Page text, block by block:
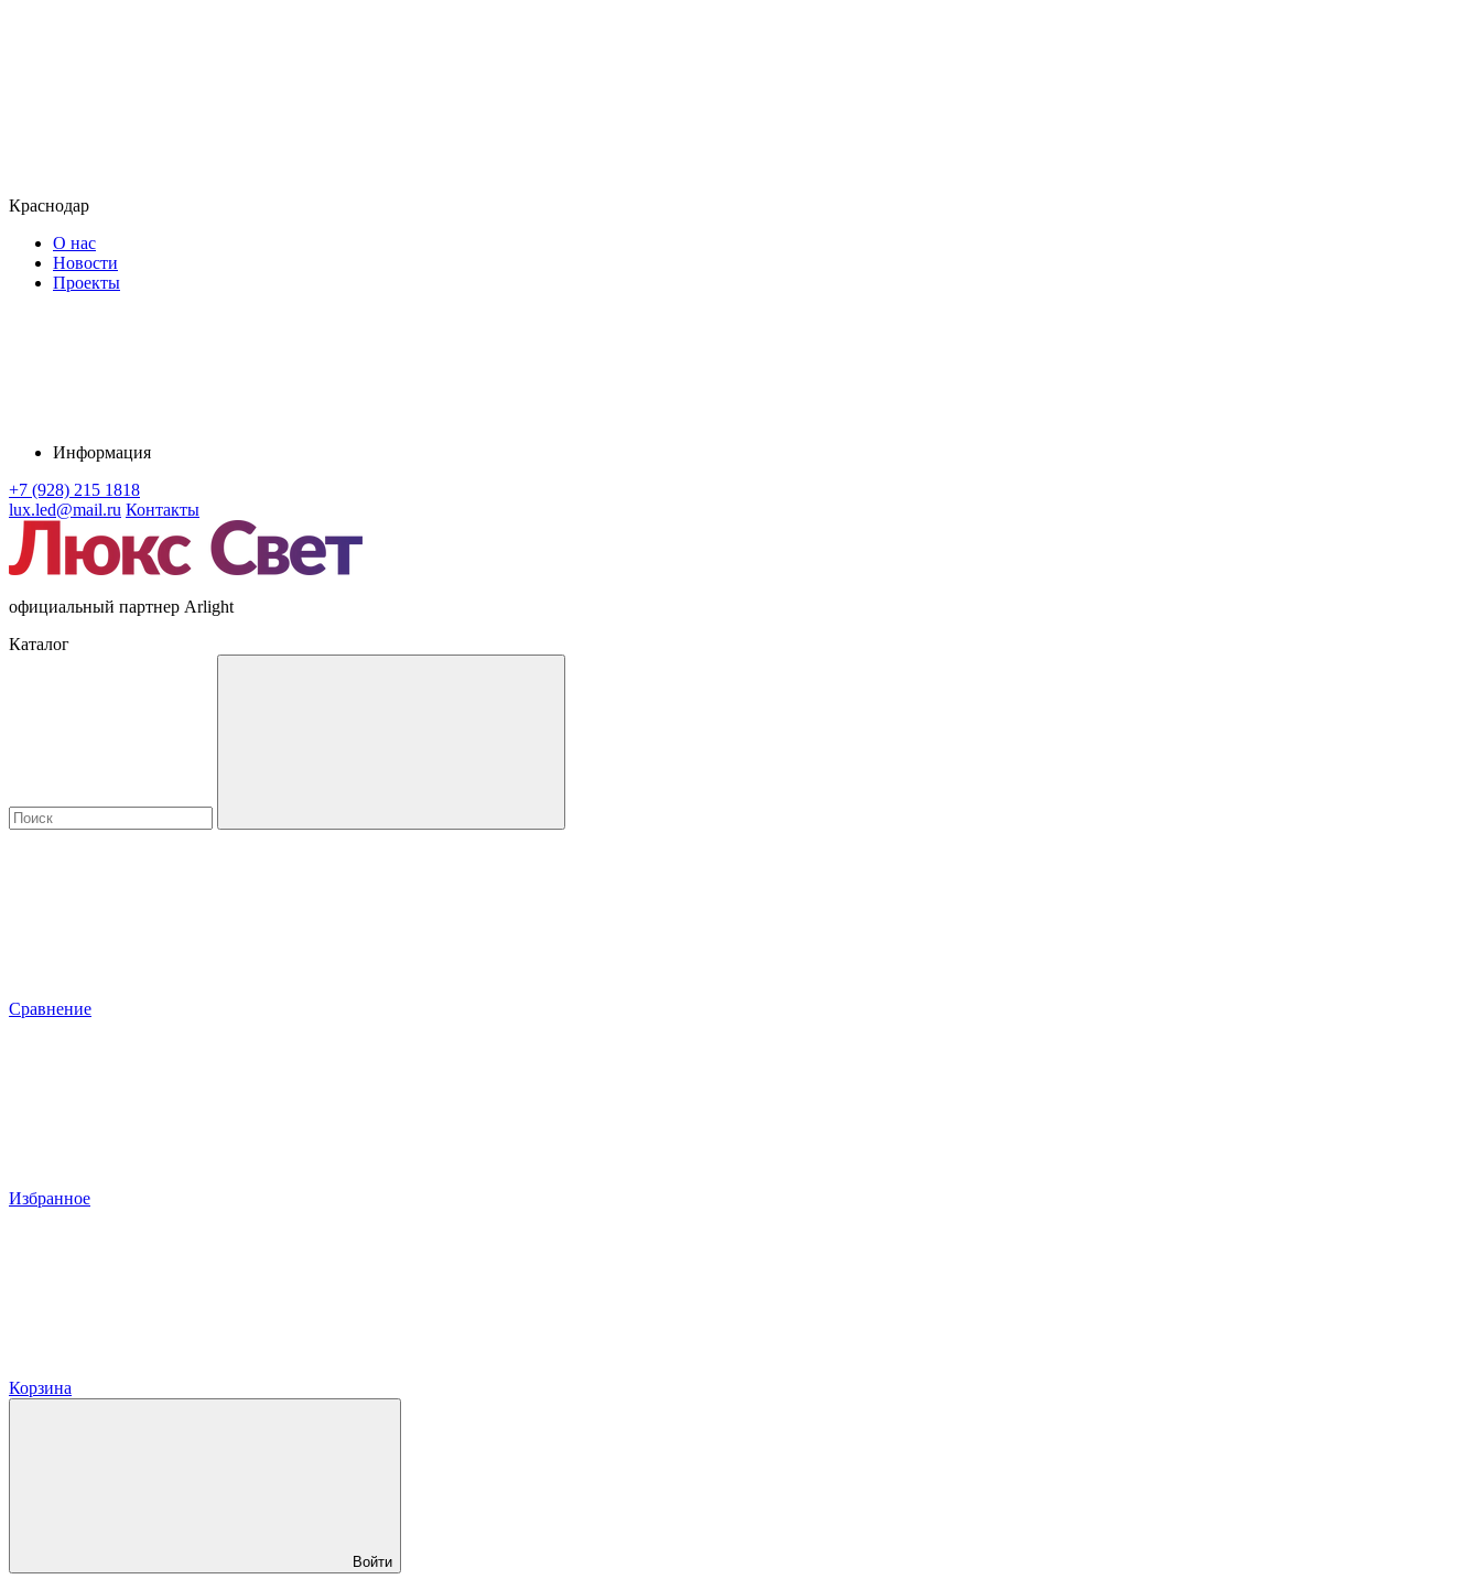
Краснодар
О нас
Новости
Проекты
Информация
+7 (928) 215 1818
lux.led@mail.ru Контакты
официальный партнер Arlight
Каталог
Сравнение
Избранное
Корзина
Войти